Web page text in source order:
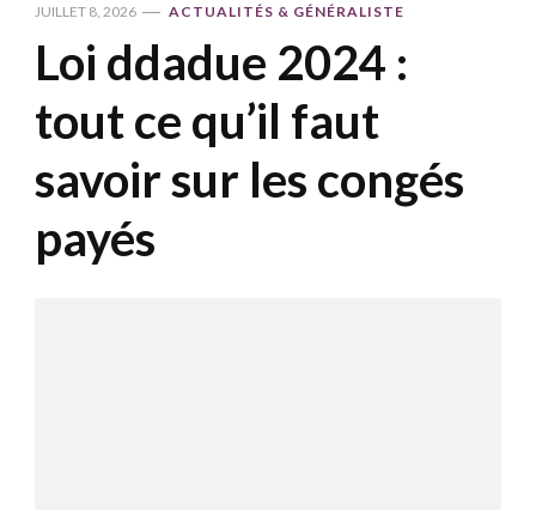
JUILLET 8, 2026 ACTUALITÉS & GÉNÉRALISTE
Loi ddadue 2024 :
tout ce qu’il faut
savoir sur les congés
payés